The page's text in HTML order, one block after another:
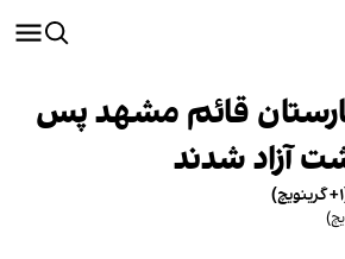
قائم مشهد پس